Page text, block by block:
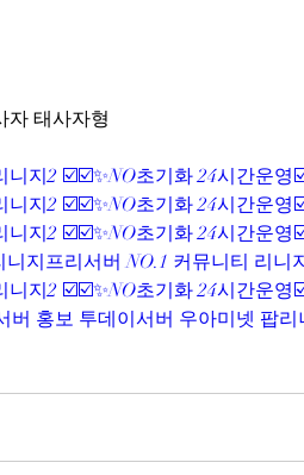
자 태사자형
지2 ☑️☑️✨NO초기화 24시간운영
지2 ☑️☑️✨NO초기화 24시간운영
지2 ☑️☑️✨NO초기화 24시간운영
지프리서버 NO.1 커뮤니티 리니
지2 ☑️☑️✨NO초기화 24시간운영
버 홍보 투데이서버 우아미넷 팝리